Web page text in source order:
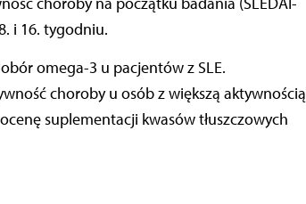
i 16. tygodniu.
omega-3 u pacjentów z SLE.
choroby u osób z większą aktywnością
suplementacji kwasów tłuszczowych